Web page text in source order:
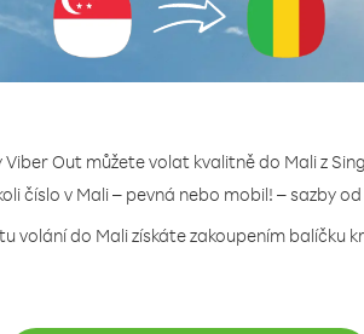
Viber Out můžete volat kvalitně do Mali z
číslo v Mali – pevná nebo mobil! – sazby
volání do Mali získáte zakoupením balíčku